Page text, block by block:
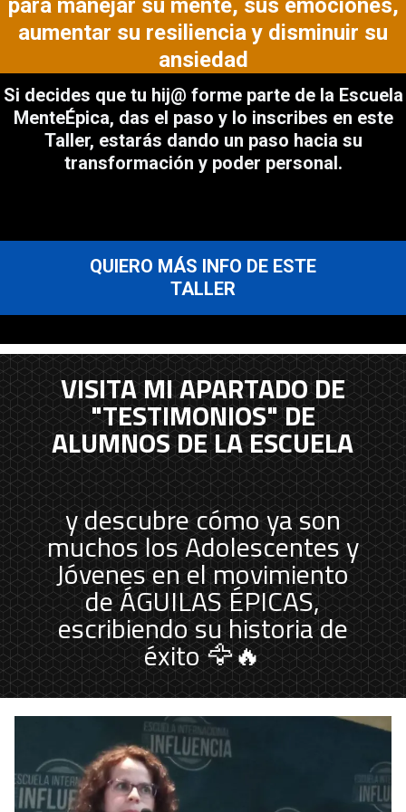
para manejar su mente, sus emociones,
aumentar su resiliencia y disminuir su
ansiedad
Si decides que tu hij@ forme parte de la Escuela
MenteÉpica, das el paso y lo inscribes en este
Taller, estarás dando un paso hacia su
transformación y poder personal.
QUIERO MÁS INFO DE ESTE
TALLER
VISITA MI APARTADO DE
"TESTIMONIOS" DE
ALUMNOS DE LA ESCUELA
y descubre cómo ya son
muchos los Adolescentes y
Jóvenes en el movimiento
de ÁGUILAS ÉPICAS,
escribiendo su historia de
éxito 🦅🔥